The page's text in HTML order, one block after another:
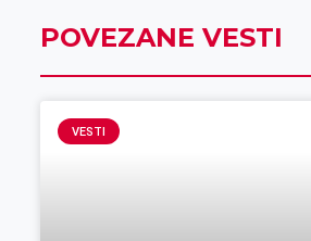
POVEZANE VESTI
VESTI